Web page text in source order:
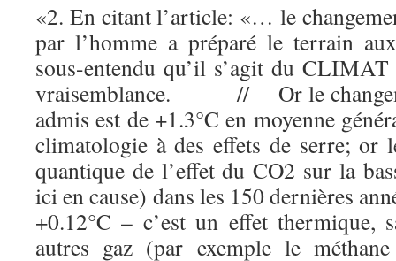
«2. En citant l’article: «… le
par l’homme a préparé le terrain
sous-entendu qu’il s’agit du
vraisemblance. // Or le
admis est de +1.3°C en moyenne
climatologie à des effets de serre; or
quantique de l’effet du CO2 sur la
ici en cause) dans les 150 dernières
+0.12°C – c’est un effet thermique,
autres gaz (par exemple le